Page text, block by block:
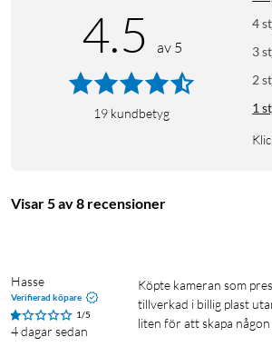
Upplösning foto: 1440 × 1080
Video: 30 fps (AVI)
Objektiv: 35 mm ekvivalent, f/2,4
Filter: 7 st
Vikt: 30 g
USB-C-kabel
Nyckelringstillbehör
Charmera Collectors ID-kort
4.5 av 5
19 kundbetyg
4
3
2
1
Visar 5 av 8 recensioner
Hasse
Verifierad köpare
1/5
4 dagar sedan
Köpte kameran som present till en 15-årig kille. Han fick en röd kamera. En dessutom jättetråkig röd färg. Den känns
tillverkad i billig plast
liten för att skapa